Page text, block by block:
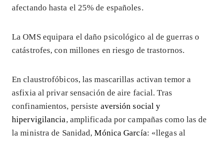
afectando hasta el 25% de españoles.
La OMS equipara el daño psicológico al de guerras o
catástrofes, con millones en riesgo de trastornos.
En claustrofóbicos, las mascarillas activan temor a
asfixia al privar sensación de aire facial. Tras
confinamientos, persiste aversión social y
hipervigilancia, amplificada por campañas como las de
la ministra de Sanidad,Mónica García: «llegas al